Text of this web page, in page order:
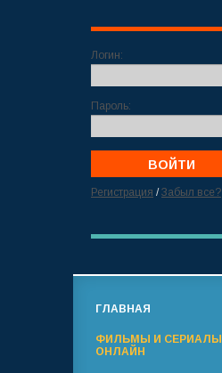
Логин:
Пароль:
Регистрация /Забыл все?
ГЛАВНАЯ
ФИЛЬМЫ И СЕРИАЛЫ
ОНЛАЙН